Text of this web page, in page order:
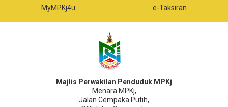
MyMPKj4u e-Taksiran
Majlis Perwakilan Penduduk MPKj
Menara MPKj,
Jalan Cempaka Putih,